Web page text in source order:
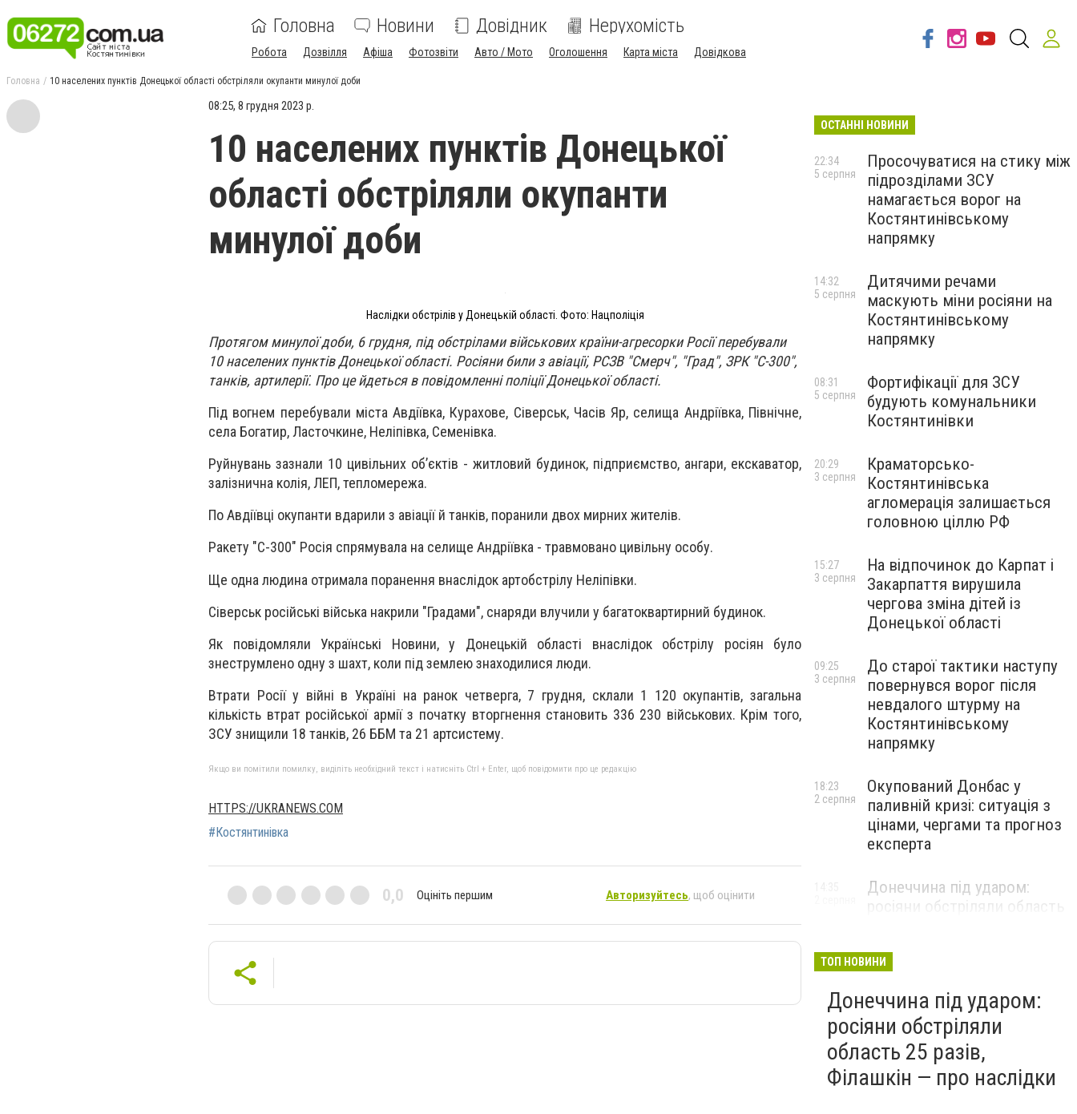
Головна Новини Довідник Нерухомість
Робота Дозвілля Афіша Фотозвіти Авто / Мото Оголошення Карта міста Довідкова
Головна 10 населених пунктів Донецької області обстріляли окупанти минулої доби
08:25, 8 грудня 2023 р.
10 населених пунктів Донецької
області обстріляли окупанти
минулої доби
Наслідки обстрілів у Донецькій області. Фото: Нацполіція
Протягом минулої доби, 6 грудня, під обстрілами військових країни-агресорки Росії перебували
10 населених пунктів Донецької області. Росіяни били з авіації, РСЗВ "Смерч", "Град", ЗРК "С-300",
танків, артилерії. Про це йдеться в повідомленні поліції Донецької області.
Під вогнем перебували міста Авдіївка, Курахове, Сіверськ, Часів Яр, селища Андріївка, Північне,
села Богатир, Ласточкине, Неліпівка, Семенівка.
Руйнувань зазнали 10 цивільних об’єктів - житловий будинок, підприємство, ангари, екскаватор,
залізнична колія, ЛЕП, тепломережа.
По Авдіївці окупанти вдарили з авіації й танків, поранили двох мирних жителів.
Ракету "С-300" Росія спрямувала на селище Андріївка - травмовано цивільну особу.
Ще одна людина отримала поранення внаслідок артобстрілу Неліпівки.
Сіверськ російські війська накрили "Градами", снаряди влучили у багатоквартирний будинок.
Як повідомляли Українські Новини, у Донецькій області внаслідок обстрілу росіян було
знеструмлено одну з шахт, коли під землею знаходилися люди.
Втрати Росії у війні в Україні на ранок четверга, 7 грудня, склали 1 120 окупантів, загальна
кількість втрат російської армії з початку вторгнення становить 336 230 військових. Крім того,
ЗСУ знищили 18 танків, 26 ББМ та 21 артсистему.
Якщо ви помітили помилку, виділіть необхідний текст і натисніть Ctrl + Enter, щоб повідомити про це редакцію
HTTPS://UKRANEWS.COM
#Костянтинівка
0,0 Оцініть першим Авторизуйтесь, щоб оцінити
ОСТАННІ НОВИНИ
Просочуватися на стику між
підрозділами ЗСУ
намагається ворог на
Костянтинівському
напрямку
22:34
5 серпня
Дитячими речами
маскують міни росіяни на
Костянтинівському
напрямку
14:32
5 серпня
Фортифікації для ЗСУ
будують комунальники
Костянтинівки
08:31
5 серпня
Краматорсько-
Костянтинівська
агломерація залишається
головною ціллю РФ
20:29
3 серпня
На відпочинок до Карпат і
Закарпаття вирушила
чергова зміна дітей із
Донецької області
15:27
3 серпня
До старої тактики наступу
повернувся ворог після
невдалого штурму на
Костянтинівському
напрямку
09:25
3 серпня
Окупований Донбас у
паливній кризі: ситуація з
цінами, чергами та прогноз
експерта
18:23
2 серпня
Донеччина під ударом:
росіяни обстріляли область
ТОП НОВИНИ
Донеччина під ударом:
росіяни обстріляли
область 25 разів,
Філашкін — про наслідки